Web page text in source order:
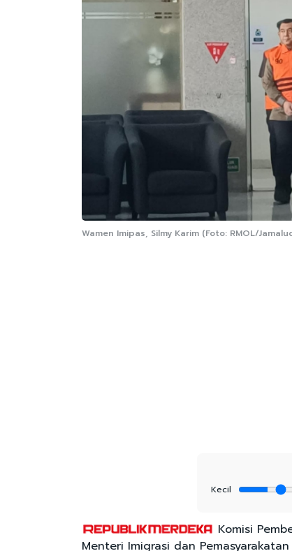
Wamen Imipas, Silmy Karim (Foto: RMOL/
Kecil
Komisi
Menteri Imigrasi dan